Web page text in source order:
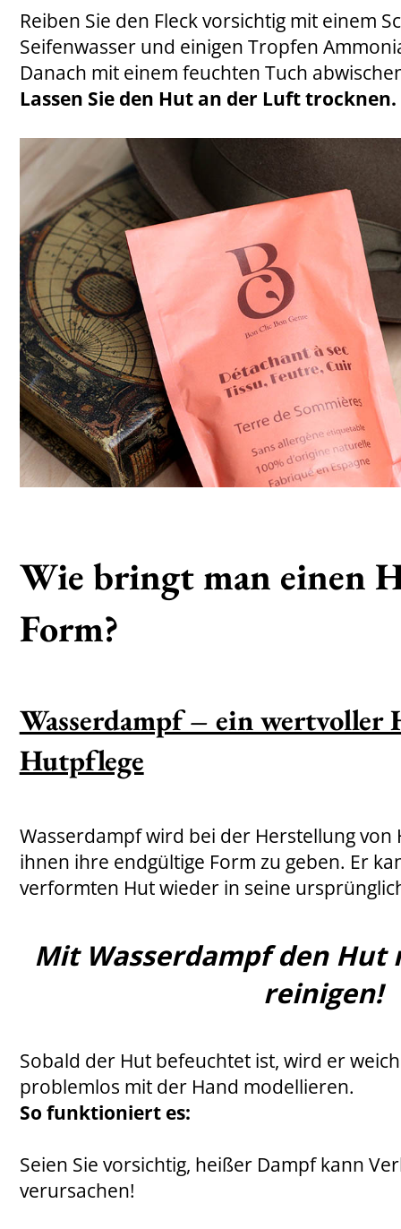
Reiben Sie den Fleck vorsichtig mit einem
Seifenwasser und einigen Tropfen
Danach mit einem feuchten Tuch
Lassen Sie den Hut an der Luft trocknen.
Wie bringt man einen
Form?
Wasserdampf – ein wertvoller
Hutpflege
Wasserdampf wird bei der Herstellung von
ihnen ihre endgültige Form zu geben. Er
verformten Hut wieder in seine
Mit Wasserdampf den
reinigen!
Sobald der Hut befeuchtet ist, wird er
problemlos mit der Hand modellieren.
So funktioniert es:
Seien Sie vorsichtig, heißer Dampf kann
verursachen!